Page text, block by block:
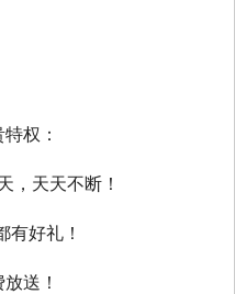
权：
，天天不断！
有好礼！
送！